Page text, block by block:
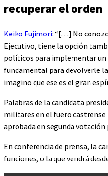
recuperar el orden
Keiko Fujimori: “[…] No
Ejecutivo, tiene la opción
políticos para implementar un
fundamental para devolverle
imagino que ese es el gran
Palabras de la candidata
militares en el fuero castrense
aprobada en segunda
En conferencia de prensa, la
funciones, o la que vendrá